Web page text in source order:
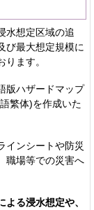
水想定区域の追
び最大想定規模に
ます。
版ハザードマップ
繁体)を作成いた
インシートや防災
職場等での災害へ
る浸水想定や、